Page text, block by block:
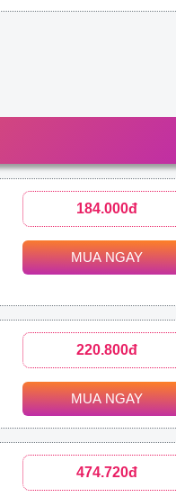
184.000đ
MUA NGAY
220.800đ
MUA NGAY
474.720đ